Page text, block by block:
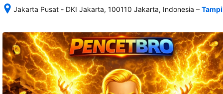
Jakarta Pusat - DKI Jakarta, 100110 Jakarta, Indonesia
semua
rincian
akomodasi
termasuk
nomor
telepon
–